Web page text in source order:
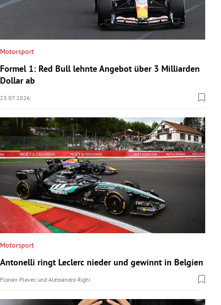
Motorsport
Formel 1: Red Bull lehnte Angebot über 3 Milliarden
Dollar ab
23.07.2026
Motorsport
Antonelli ringt Leclerc nieder und gewinnt in Belgien
Florian Plavec und Alessandro Righi